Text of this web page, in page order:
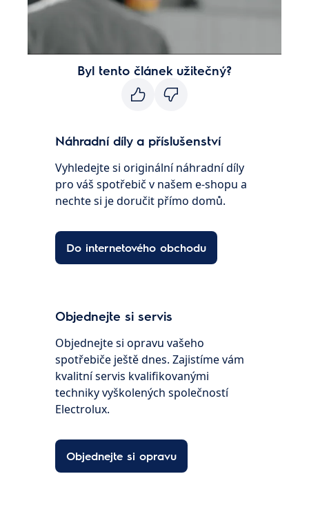
Byl tento článek užitečný?
Náhradní díly a příslušenství
Vyhledejte si originální náhradní díly
pro váš spotřebič v našem e-shopu a
nechte si je doručit přímo domů.
Do internetového obchodu
Objednejte si servis
Objednejte si opravu vašeho
spotřebiče ještě dnes. Zajistíme vám
kvalitní servis kvalifikovanými
techniky vyškolených společností
Electrolux.
Objednejte si opravu